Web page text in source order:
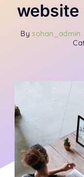
website
Bysohan_admin